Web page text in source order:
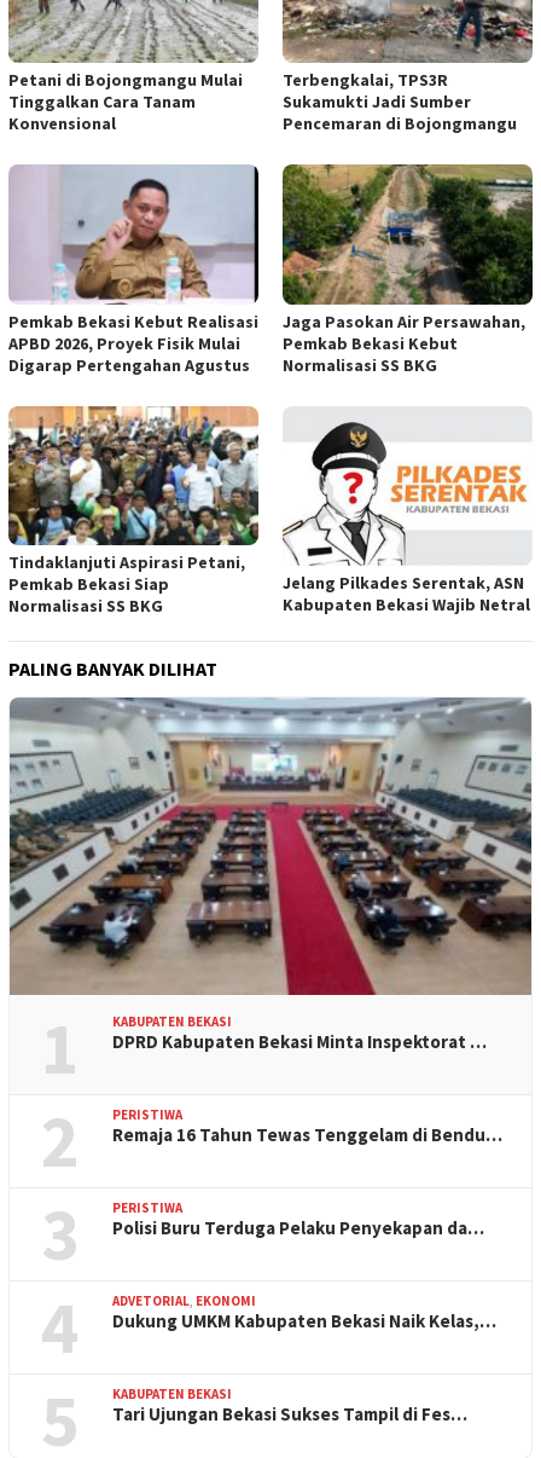
Petani di Bojongmangu Mulai
Tinggalkan Cara Tanam
Konvensional
Terbengkalai, TPS3R
Sukamukti Jadi Sumber
Pencemaran di Bojongmangu
Pemkab Bekasi Kebut Realisasi
APBD 2026, Proyek Fisik Mulai
Digarap Pertengahan Agustus
Jaga Pasokan Air Persawahan,
Pemkab Bekasi Kebut
Normalisasi SS BKG
Tindaklanjuti Aspirasi Petani,
Pemkab Bekasi Siap
Normalisasi SS BKG
Jelang Pilkades Serentak, ASN
Kabupaten Bekasi Wajib Netral
PALING BANYAK DILIHAT
1 KABUPATEN BEKASI
DPRD Kabupaten Bekasi Minta Inspektorat …
2 PERISTIWA
Remaja 16 Tahun Tewas Tenggelam di Bendu…
3 PERISTIWA
Polisi Buru Terduga Pelaku Penyekapan da…
4 ADVETORIAL, EKONOMI
Dukung UMKM Kabupaten Bekasi Naik Kelas,…
5 KABUPATEN BEKASI
Tari Ujungan Bekasi Sukses Tampil di Fes…